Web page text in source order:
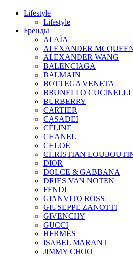
Lifestyle
Lifestyle
Бренды
ALAÏA
ALEXANDER
ALEXANDER WANG
BALENCIAGA
BALMAIN
BOTTEGA VENETA
BRUNELLO CUCINELLI
BURBERRY
CARTIER
CASADEI
CÉLINE
CHANEL
CHLOÉ
CHRISTIAN
DIOR
DOLCE & GABBANA
DRIES VAN NOTEN
FENDI
GIANVITO ROSSI
GIUSEPPE ZANOTTI
GIVENCHY
GUCCI
HERMÈS
ISABEL MARANT
JIMMY CHOO